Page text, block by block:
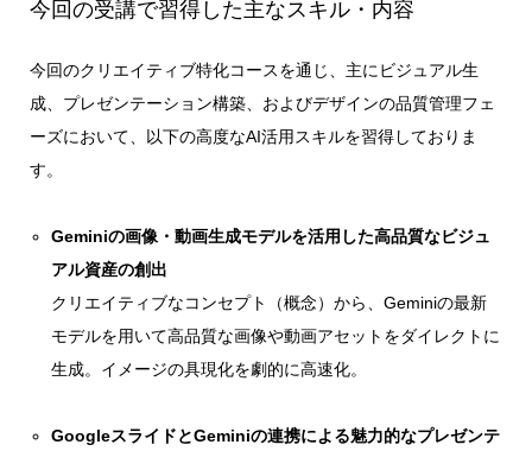
今回の受講で習得した主なスキル・内容
今回のクリエイティブ特化コースを通じ、主にビジュアル生
成、プレゼンテーション構築、およびデザインの品質管理フェ
ーズにおいて、以下の高度なAI活用スキルを習得しておりま
す。
Geminiの画像・動画生成モデルを活用した高品質なビジュ
アル資産の創出
クリエイティブなコンセプト（概念）から、Geminiの最新
モデルを用いて高品質な画像や動画アセットをダイレクトに
生成。イメージの具現化を劇的に高速化。
GoogleスライドとGeminiの連携による魅力的なプレゼンテ